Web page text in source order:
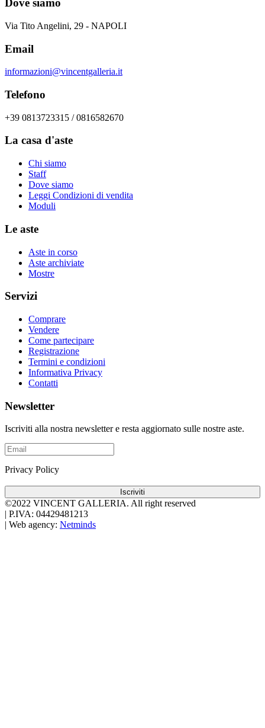
Dove siamo
Via Tito Angelini, 29 - NAPOLI
Email
informazioni@vincentgalleria.it
Telefono
+39 0813723315 / 0816582670
La casa d'aste
Chi siamo
Staff
Dove siamo
Leggi Condizioni di vendita
Moduli
Le aste
Aste in corso
Aste archiviate
Mostre
Servizi
Comprare
Vendere
Come partecipare
Registrazione
Termini e condizioni
Informativa Privacy
Contatti
Newsletter
Iscriviti alla nostra newsletter e resta aggiornato sulle nostre aste.
Privacy Policy
Iscriviti
©2022 VINCENT GALLERIA. All right reserved
P.IVA: 04429481213
Web agency: Netminds